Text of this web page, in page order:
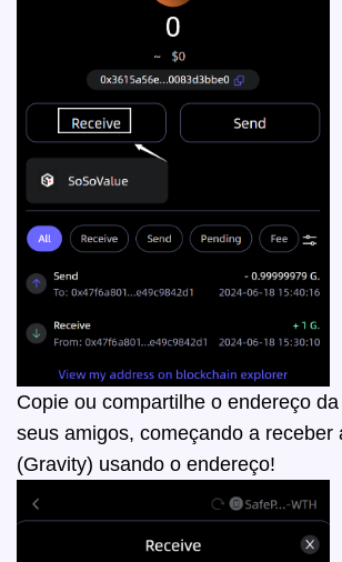
Copie ou compartilhe o endereço
seus amigos, começando a receber
(Gravity) usando o endereço!